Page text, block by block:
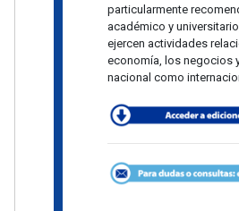
particularmente
académico y
ejercen actividades
economía, los negocios
nacional como